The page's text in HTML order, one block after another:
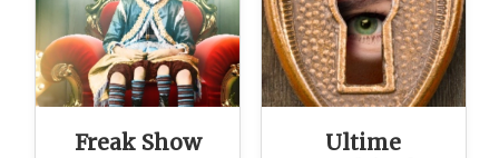
Freak Show
Ultime